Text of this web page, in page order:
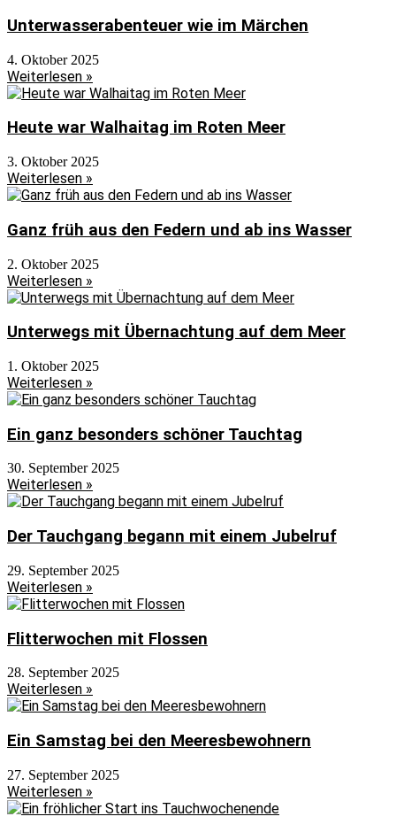
Unterwasserabenteuer wie im Märchen
4. Oktober 2025
Weiterlesen »
Heute war Walhaitag im Roten Meer
3. Oktober 2025
Weiterlesen »
Ganz früh aus den Federn und ab ins Wasser
2. Oktober 2025
Weiterlesen »
Unterwegs mit Übernachtung auf dem Meer
1. Oktober 2025
Weiterlesen »
Ein ganz besonders schöner Tauchtag
30. September 2025
Weiterlesen »
Der Tauchgang begann mit einem Jubelruf
29. September 2025
Weiterlesen »
Flitterwochen mit Flossen
28. September 2025
Weiterlesen »
Ein Samstag bei den Meeresbewohnern
27. September 2025
Weiterlesen »